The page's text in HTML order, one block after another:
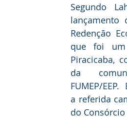
Segundo
lançamento
Redenção
que foi um
Piracicaba,
da
FUMEP/
a referida
do Consórcio